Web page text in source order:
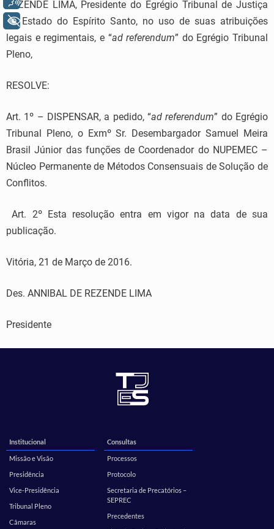
REZENDE LIMA, Presidente do Egrégio Tribunal de Justiça
do Estado do Espírito Santo, no uso de suas atribuições
legais e regimentais, e “ad referendum” do Egrégio Tribunal
Pleno,
RESOLVE:
Art. 1º – DISPENSAR, a pedido, “ad referendum” do Egrégio
Tribunal Pleno, o Exmº Sr. Desembargador Samuel Meira
Brasil Júnior das funções de Coordenador do NUPEMEC –
Núcleo Permanente de Métodos Consensuais de Solução de
Conflitos.
Art. 2º Esta resolução entra em vigor na data de sua
publicação.
Vitória, 21 de Março de 2016.
Des. ANNIBAL DE REZENDE LIMA
Presidente
Institucional
Missão e Visão
Presidência
Vice-Presidência
Tribunal Pleno
Câmaras
Consultas
Processos
Protocolo
Secretaria de Precatórios –
SEPREC
Precedentes
+ Acessibilidade